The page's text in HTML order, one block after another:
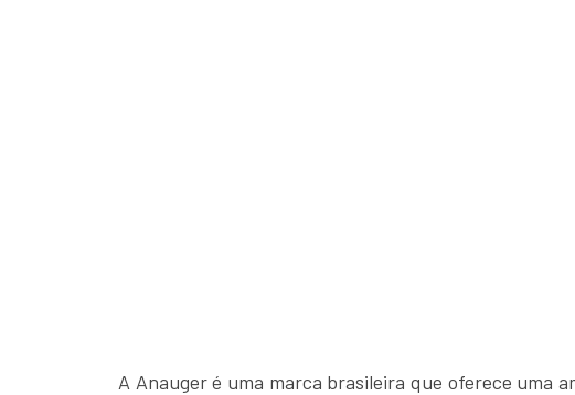
A Anauger é uma marca brasileira que oferece uma